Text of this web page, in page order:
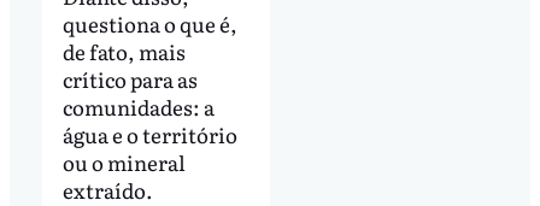
questiona o que é,
de fato, mais
crítico para as
comunidades: a
água e o território
ou o mineral
extraído.